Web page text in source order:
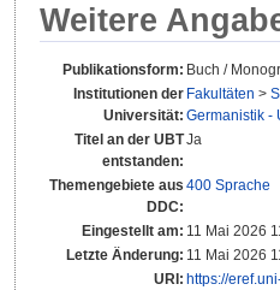
Weitere
Publikationsform: Buch /
Institutionen der
Universität:
Fakultäten >
Germanistik -
Titel an der UBT
entstanden:
Ja
Themengebiete aus
DDC:
400 Sprache
Eingestellt am: 11 Mai 2026
Letzte Änderung: 11 Mai 2026
URI: https://